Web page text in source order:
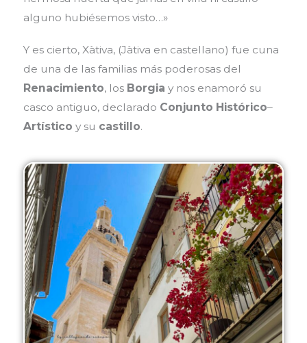
alguno hubiésemos visto…»
Y es cierto, Xàtiva, (Jàtiva en castellano) fue cuna
de una de las familias más poderosas del
Renacimiento, los Borgia y nos enamoró su
casco antiguo, declarado Conjunto Histórico–
Artístico y su castillo.